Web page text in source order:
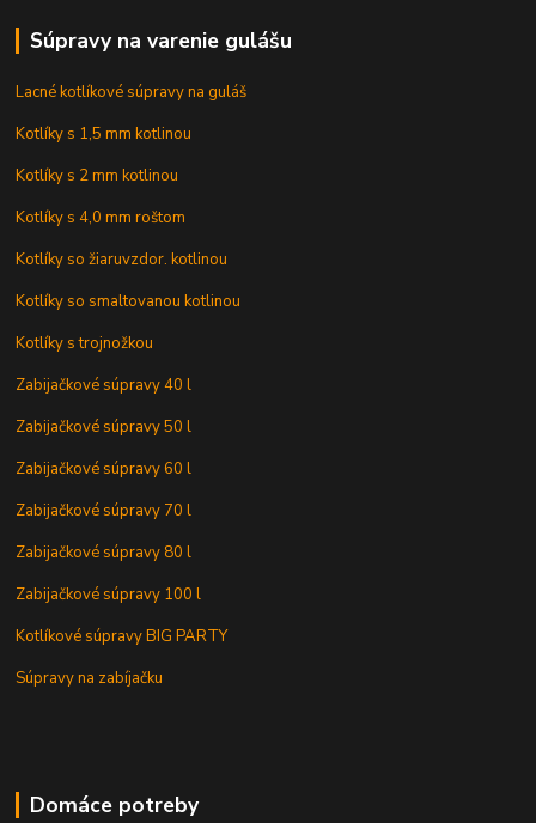
Súpravy na varenie gulášu
Lacné kotlíkové súpravy na guláš
Kotlíky s 1,5 mm kotlinou
Kotlíky s 2 mm kotlinou
Kotlíky s 4,0 mm roštom
Kotlíky so žiaruvzdor. kotlinou
Kotlíky so smaltovanou kotlinou
Kotlíky s trojnožkou
Zabijačkové súpravy 40 l
Zabijačkové súpravy 50 l
Zabijačkové súpravy 60 l
Zabijačkové súpravy 70 l
Zabijačkové súpravy 80 l
Zabijačkové súpravy 100 l
Kotlíkové súpravy BIG PARTY
Súpravy na zabíjačku
Domáce potreby